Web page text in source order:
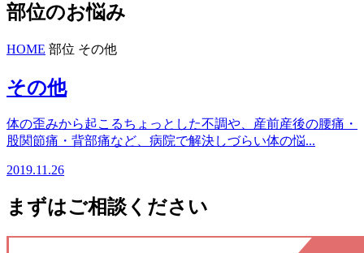
部位のお悩み
HOME 部位 その他
その他
体の歪みから起こるちょっとした不調や、産前産後の腰痛・
股関節痛・背部痛など、病院で解決しづらい体の悩...
2019.11.26
まずはご相談ください